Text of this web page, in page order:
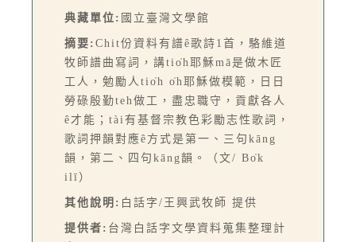
典藏單位: 國立臺灣文學館
摘要: Chit份資料有譜ê歌詩1首，駱維道
牧師譜曲寫詞，講tio̍h耶穌mā是做木匠
工人，勉勵人tio̍h o̍h耶穌做模範，日日
勞碌殷勤teh做工，盡忠職守，貢獻各人
ê才能；tài有基督宗教色彩勵志性歌詞，
歌詞押韻對應ê方式是第一、三句kāng
韻，第二、四句kāng韻。（文/ Bo̍k
ilī）
其他說明: 白話字/王興武牧師 提供
提供者: 台灣白話字文學資料蒐集整理計